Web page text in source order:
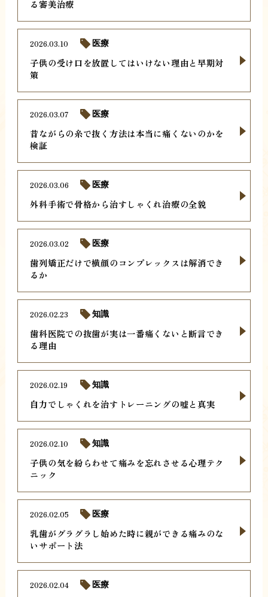
る審美治療
子供の受け口を放置してはいけない理由と早期対
策
2026.03.10 医療
昔ながらの糸で抜く方法は本当に痛くないのかを
検証
2026.03.07 医療
外科手術で骨格から治すしゃくれ治療の全貌
2026.03.06 医療
歯列矯正だけで横顔のコンプレックスは解消でき
るか
2026.03.02 医療
歯科医院での抜歯が実は一番痛くないと断言でき
る理由
2026.02.23 知識
自力でしゃくれを治すトレーニングの嘘と真実
2026.02.19 知識
子供の気を紛らわせて痛みを忘れさせる心理テク
ニック
2026.02.10 知識
乳歯がグラグラし始めた時に親ができる痛みのな
いサポート法
2026.02.05 医療
2026.02.04 医療